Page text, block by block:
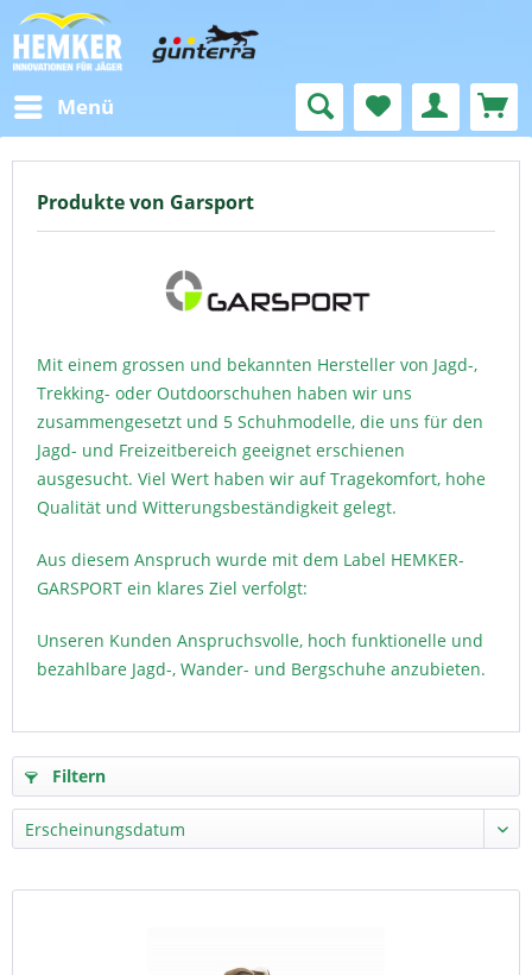
Menü
Produkte von Garsport
Mit einem grossen und bekannten Hersteller von Jagd-,
Trekking- oder Outdoorschuhen haben wir uns
zusammengesetzt und 5 Schuhmodelle, die uns für den
Jagd- und Freizeitbereich geeignet erschienen
ausgesucht. Viel Wert haben wir auf Tragekomfort, hohe
Qualität und Witterungsbeständigkeit gelegt.
Aus diesem Anspruch wurde mit dem Label HEMKER-
GARSPORT ein klares Ziel verfolgt:
Unseren Kunden Anspruchsvolle, hoch funktionelle und
bezahlbare Jagd-, Wander- und Bergschuhe anzubieten.
Filtern